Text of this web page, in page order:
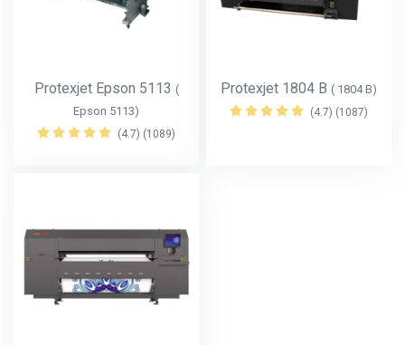
Protexjet Epson 5113 (
Epson 5113)
(4.7) (1089)
Protexjet 1804 B ( 1804 B)
(4.7) (1087)